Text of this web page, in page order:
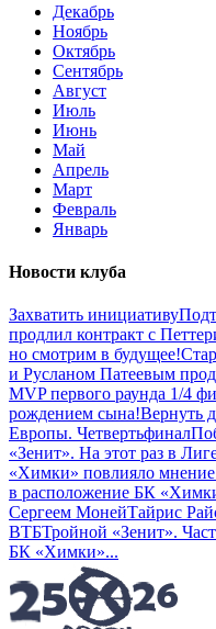
Декабрь
Ноябрь
Октябрь
Сентябрь
Август
Июль
Июнь
Май
Апрель
Март
Февраль
Январь
Новости клуба
Захватить инициативу
продлил контракт с
но смотрим в будущее!
и Русланом Патеевым
MVP первого раунда 1/4
рождением сына!Вернуть
Европы. Четвертьфинал
«Зенит». На этот раз в
«Химки» повлияло
в расположение БК
Сергеем МонейТайрис
ВТБТройной «Зенит».
БК «Химки»...